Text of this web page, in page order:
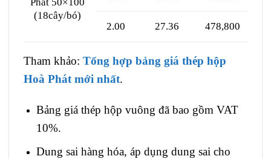
(18cây/bó)
2.00 27.36 478,800
Tham khảo: Tổng hợp bảng giá thép hộp
Hoà Phát mới nhất.
Bảng giá thép hộp vuông đã bao gồm VAT
10%.
Dung sai hàng hóa, áp dụng dung sai cho